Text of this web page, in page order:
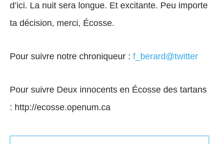
d’ici. La nuit sera longue. Et excitante. Peu importe
ta décision, merci, Écosse.
Pour suivre notre chroniqueur : f_berard@twitter
Pour suivre Deux innocents en Écosse des tartans
: http://ecosse.openum.ca